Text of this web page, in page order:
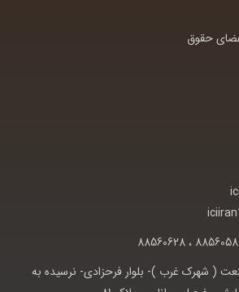
حقوق
( شهرک غرب )- بلوار فرحزادی- نرسيده به